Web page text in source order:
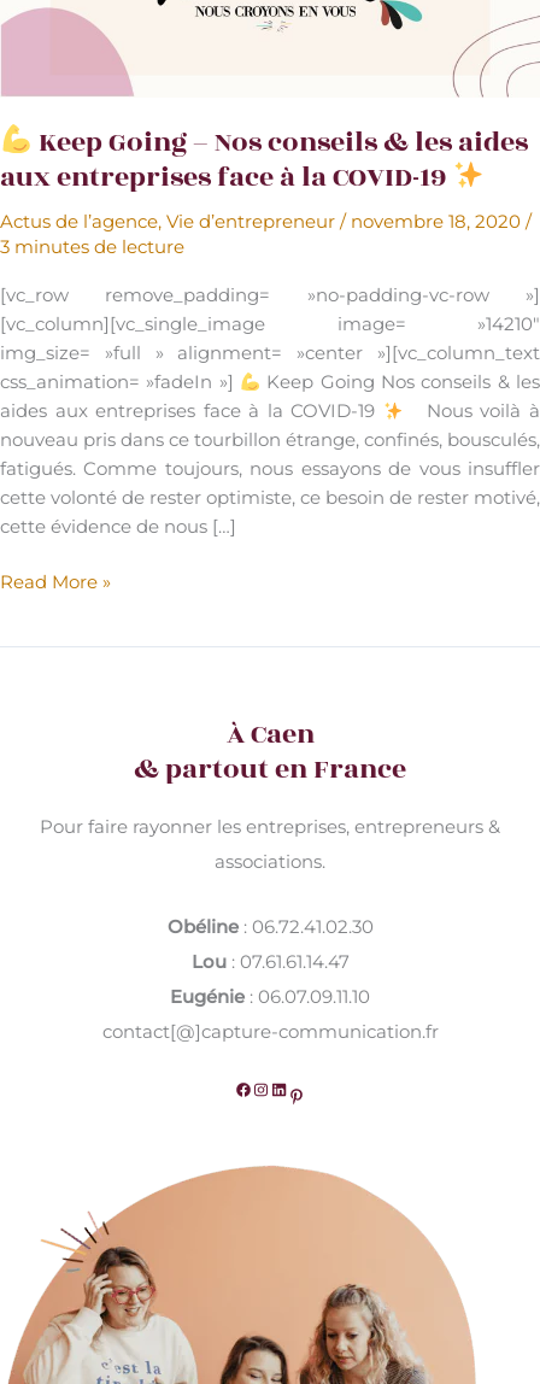
Keep Going – Nos conseils & les aides
aux entreprises face à la COVID-19
Actus de l’agence, Vie d’entrepreneur / novembre 18, 2020 /
3 minutes de lecture
[vc_row remove_padding= »no-padding-vc-row »]
[vc_column][vc_single_image image= »14210″
img_size= »full » alignment= »center »][vc_column_text
css_animation= »fadeIn »]
Keep Going Nos conseils & les
aides aux entreprises face à la COVID-19
Nous voilà à
nouveau pris dans ce tourbillon étrange, confinés, bousculés,
fatigués. Comme toujours, nous essayons de vous insuffler
cette volonté de rester optimiste, ce besoin de rester motivé,
cette évidence de nous […]
Read More »
À Caen
& partout en France
Pour faire rayonner les entreprises, entrepreneurs &
associations.
Obéline: 06.72.41.02.30
Lou: 07.61.61.14.47
Eugénie : 06.07.09.11.10
contact[@]capture-communication.fr
Facebook Instagram LinkedIn Pinterest